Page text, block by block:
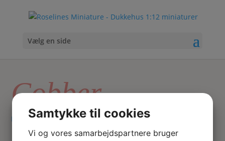
Vælg en side
Cobber
Hjem/ Varer tagged “Cobber”
Samtykke til cookies
Vi og vores samarbejdspartnere bruger